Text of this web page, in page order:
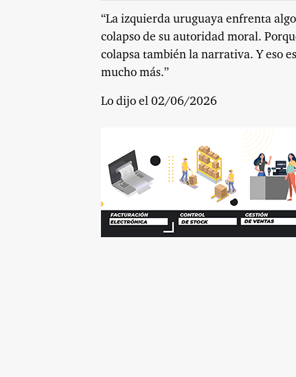
“La izquierda uruguaya enfrenta
colapso de su autoridad moral.
colapsa también la narrativa. Y eso
mucho más.”
Lo dijo el 02/06/2026